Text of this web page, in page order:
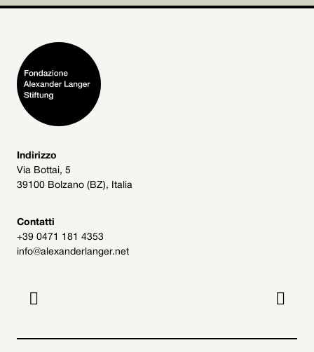
Indirizzo
Via Bottai, 5
39100 Bolzano (BZ), Italia
Contatti
+39 0471 181 4353
info@alexanderlanger.net
 